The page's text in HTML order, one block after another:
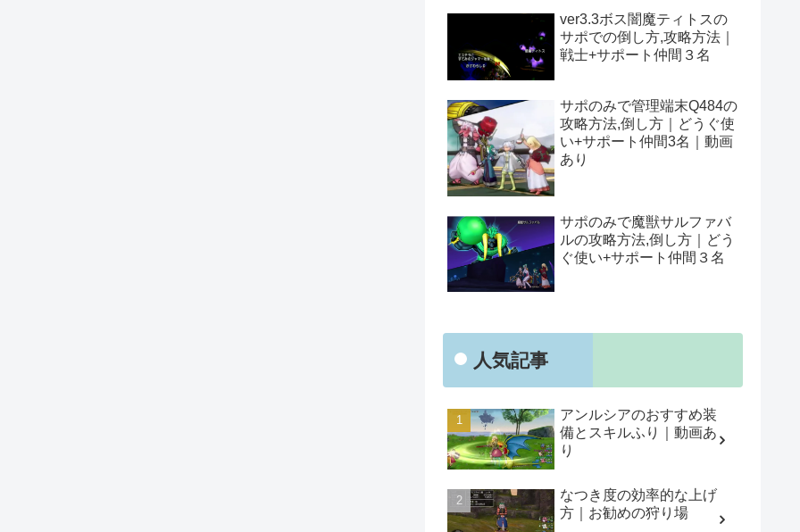
ver3.3ボス闇魔ティトスの
サポでの倒し方,攻略方法｜
戦士+サポート仲間３名
サポのみで管理端末Q484の
攻略方法,倒し方｜どうぐ使
い+サポート仲間3名｜動画
あり
サポのみで魔獣サルファバ
ルの攻略方法,倒し方｜どう
ぐ使い+サポート仲間３名
人気記事
アンルシアのおすすめ装
備とスキルふり｜動画あ
り
なつき度の効率的な上げ
方｜お勧めの狩り場